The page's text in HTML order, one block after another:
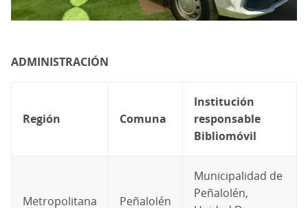
ADMINISTRACIÓN
Región Comuna
Institución
responsable
Bibliomóvil
Metropolitana Peñalolén
Municipalidad de
Peñalolén,